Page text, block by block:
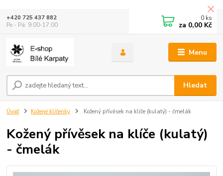
Menu
Hledat
+420 725 437 882
Po - Pá: 9:00-17:00
0 ks
za 0,00 Kč
Úvod Kožené klíčenky Kožený přívěsek na klíče (kulatý) - čmelák
Kožený přívěsek na klíče (kulatý)
- čmelák